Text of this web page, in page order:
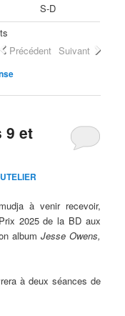
S-D
Précédent Suivant
9 et
à venir recevoir,
2025 de la BD aux
album Jesse Owens,
à deux séances de